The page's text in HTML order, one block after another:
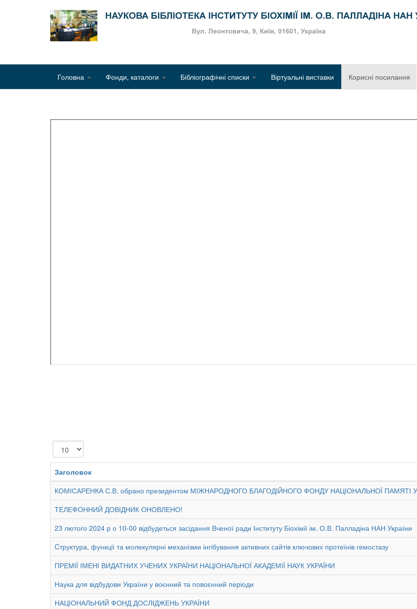
Головна Фонди, каталоги Бібліографічні списки Віртуальні виставки Корисні посилання
Показувати
Заголовок
КОМІСАРЕНКА С.В. обрано президентом МІЖНАРОДНОГО БЛАГОДІЙНОГО ФОНДУ НАЦІОНАЛЬНОЇ ПАМЯТІ
ТЕЛЕФОННИЙ ДОВІДНИК ОНОВЛЕНО!
23 лютого 2024 р о 10-00 відбудеться засідання Вченої ради Інституту Біохімії ім. О.В. Палладіна НАН України
Cтруктура, функції та молекулярні механізми інгібування активних сайтів ключових протеїнів гемостазу
ПРЕМІЇ ІМЕНІ ВИДАТНИХ УЧЕНИХ УКРАЇНИ НАЦІОНАЛЬНОЇ АКАДЕМІЇ НАУК УКРАЇНИ
Наука для відбудови України у воєнний та повоєнний періоди
НАЦІОНАЛЬНИЙ ФОНД ДОСЛІДЖЕНЬ УКРАЇНИ